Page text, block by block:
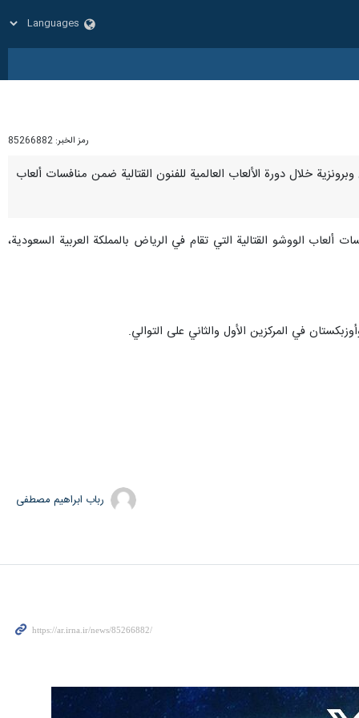
رمز الخبر: 85266882
وبرونزية خلال دورة الألعاب العالمية للفنون القتالية ضمن منافسات ألعاب
الووشو القتالية التي تقام في الرياض بالمملكة العربية السعودية،
في المركزين الأول والثاني على التوالي.
رباب ابراهیم مصطفی